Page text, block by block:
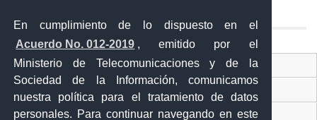
En cumplimiento de lo dispuesto en el
Acuerdo No. 012-2019 , emitido por el
Ministerio de Telecomunicaciones y de la
Sociedad de la Información, comunicamos
nuestra política para el tratamiento de datos
personales. Para continuar navegando en este
Ventanilla Única Virtual
Ventanilla Única de Comercio Exterior
Gobierno Abierto